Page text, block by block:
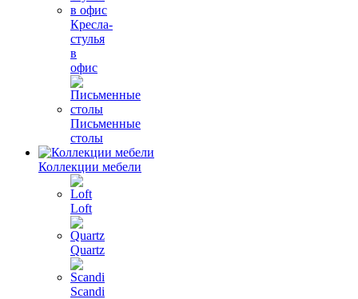
Кресла-
стулья
в
офис
Письменные
столы
Коллекции мебели
Loft
Quartz
Scandi